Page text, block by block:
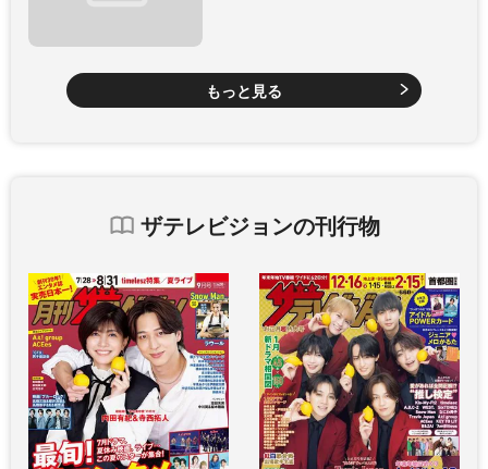
もっと見る
ザテレビジョンの刊行物